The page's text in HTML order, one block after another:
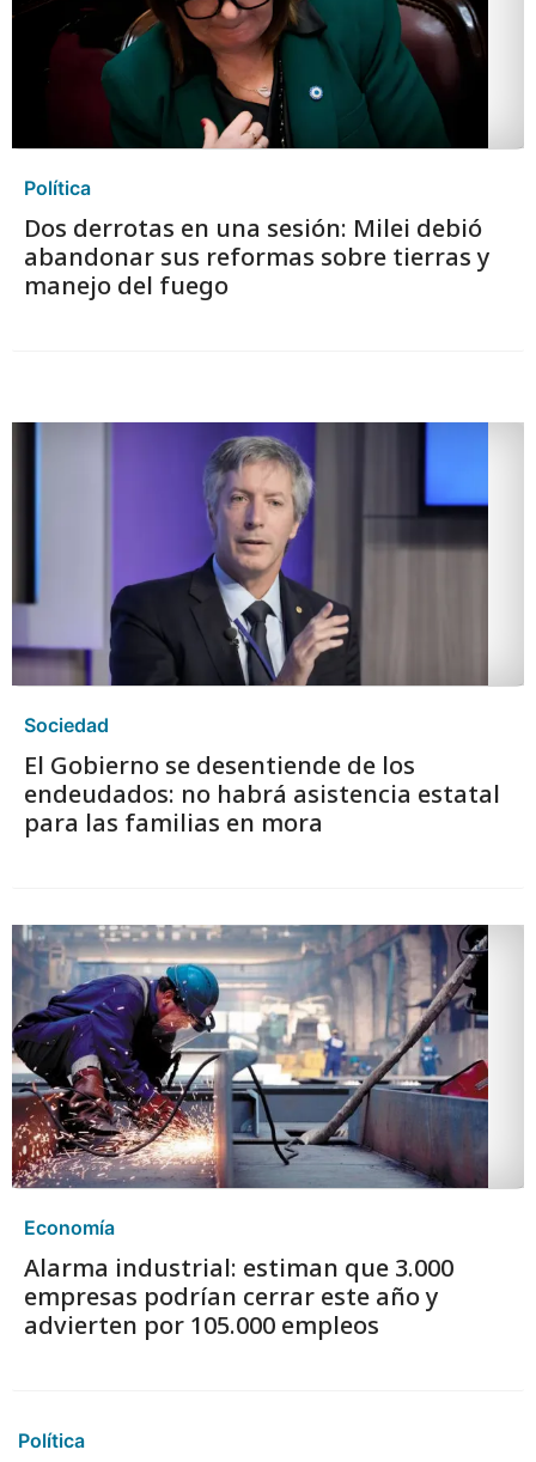
Política
Dos derrotas en una sesión: Milei debió
abandonar sus reformas sobre tierras y
manejo del fuego
Sociedad
El Gobierno se desentiende de los
endeudados: no habrá asistencia estatal
para las familias en mora
Economía
Alarma industrial: estiman que 3.000
empresas podrían cerrar este año y
advierten por 105.000 empleos
Política